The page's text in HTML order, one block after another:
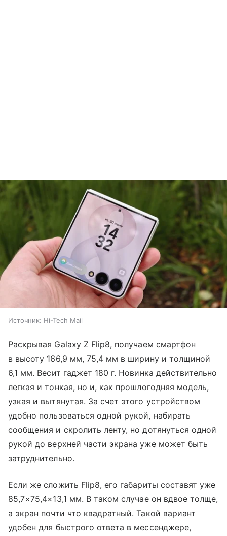
Источник: Hi-Tech Mail
Раскрывая Galaxy Z Flip8, получаем смартфон
в высоту 166,9 мм, 75,4 мм в ширину и толщиной
6,1 мм. Весит гаджет 180 г. Новинка действительно
легкая и тонкая, но и, как прошлогодняя модель,
узкая и вытянутая. За счет этого устройством
удобно пользоваться одной рукой, набирать
сообщения и скролить ленту, но дотянуться одной
рукой до верхней части экрана уже может быть
затруднительно.
Если же сложить Flip8, его габариты составят уже
85,7×75,4×13,1 мм. В таком случае он вдвое толще,
а экран почти что квадратный. Такой вариант
удобен для быстрого ответа в мессенджере,